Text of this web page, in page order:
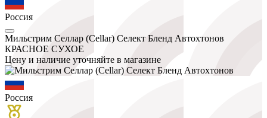
Россия
Мильстрим Селлар (Cellar) Селект Бленд Автохтонов
КРАСНОЕ СУХОЕ
Цену и наличие уточняйте в магазине
Россия